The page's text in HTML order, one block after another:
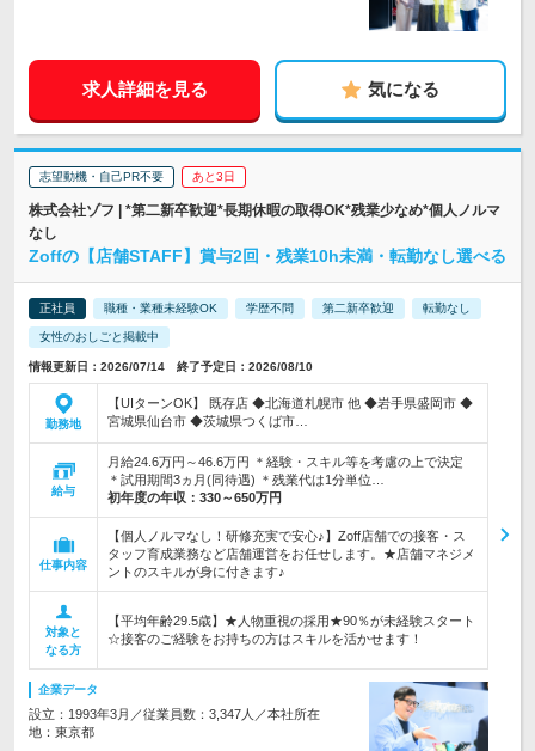
求人詳細を見る 気になる
志望動機・自己PR不要 あと3日
株式会社ゾフ | *第二新卒歓迎*長期休暇の取得OK*残業少なめ*個人ノルマ
なし
Zoffの【店舗STAFF】賞与2回・残業10h未満・転勤なし選べる
正社員 職種・業種未経験OK 学歴不問 第二新卒歓迎 転勤なし
女性のおしごと掲載中
情報更新日：2026/07/14 終了予定日：2026/08/10
勤務地
【UIターンOK】 既存店 ◆北海道札幌市 他 ◆岩手県盛岡市 ◆
宮城県仙台市 ◆茨城県つくば市…
給与
月給24.6万円～46.6万円 ＊経験・スキル等を考慮の上で決定
＊試用期間3ヵ月(同待遇) ＊残業代は1分単位…
初年度の年収： 330～650万円
仕事内容
【個人ノルマなし！研修充実で安心♪】Zoff店舗での接客・ス
タッフ育成業務など店舗運営をお任せします。★店舗マネジメ
ントのスキルが身に付きます♪
対象と
なる方
【平均年齢29.5歳】★人物重視の採用★90％が未経験スタート
☆接客のご経験をお持ちの方はスキルを活かせます！
企業データ
設立：1993年3月／従業員数：3,347人／本社所在
地：東京都